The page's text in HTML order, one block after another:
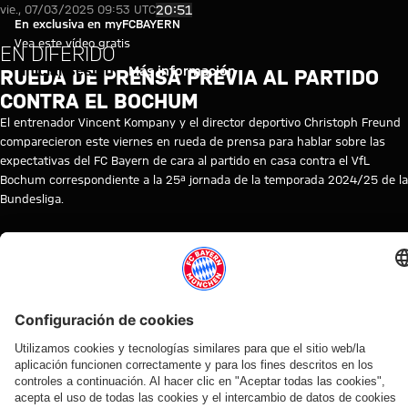
Video: Rueda de prensa previa
Reproducir vídeo
En exclusiva en myFCBAYERN
Vea este vídeo gratis
Iniciar sesión Más información
vie., 07/03/2025 09:53 UTC20:51
EN DIFERIDO
RUEDA DE PRENSA PREVIA AL PARTIDO
CONTRA EL BOCHUM
El entrenador Vincent Kompany y el director deportivo Christoph Freund
comparecieron este viernes en rueda de prensa para hablar sobre las
expectativas del FC Bayern de cara al partido en casa contra el VfL
Bochum correspondiente a la 25ª jornada de la temporada 2024/25 de la
Bundesliga.
© FC Bayern
TEMAS DE ESTE VÍDEO
DE
BAYERN
DE
RUEDA
DE
PRENSA
KOMPANYBOCHUM
VÍDEOS RELACIONADOS